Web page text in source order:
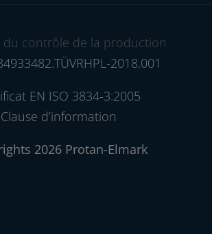
du contrôle de la production
2018.001
EN ISO 3834-3:2005
Clause d’information
2026 Protan-Elmark